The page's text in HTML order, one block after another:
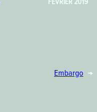
FÉVRIER 2019
Embargo →